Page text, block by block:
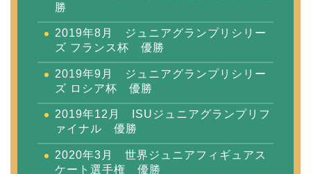
勝
2019年8月 ジュニアグランプリシリー
ズ フランス杯 優勝
2019年9月 ジュニアグランプリシリー
ズ ロシア杯 優勝
2019年12月 ISUジュニアグランプリフ
ァイナル 優勝
2020年3月 世界ジュニアフィギュアス
ケート選手権 優勝